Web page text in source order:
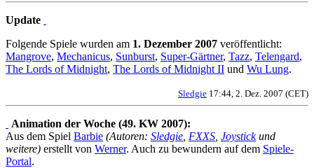
Update
Folgende Spiele wurden am 1. Dezember 2007 veröffentlicht:
Mangrove, Mechanicus, Sunburst, Super-Gärtner, Tazz, Telengard,
The Lords of Midnight, The Lords of Midnight II und Wu Lung.
Sledgie 17:44, 2. Dez. 2007 (CET)
Animation der Woche (49. KW 2007):
Aus dem Spiel Barbie (Autoren: Sledgie FXXS Joystickund
weitere) erstellt von Werner. Auch zu bewundern auf dem Spiele-
Portal.